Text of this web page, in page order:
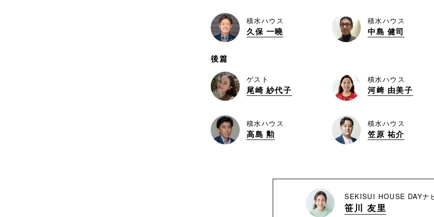
積水ハウス
久保 一曉
積水ハウス
中島 健司
後篇
ゲスト
尾崎 紗代子
積水ハウス
河﨑 由美子
積水ハウス
高島 勲
積水ハウス
笠原 祐介
SEKISUI HOUSE DAYナ
笹川 友里